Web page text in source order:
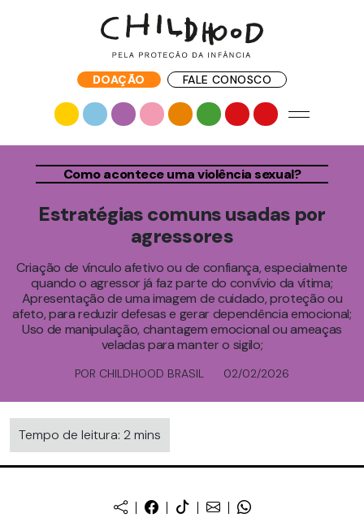
DOAÇÃO FALE CONOSCO
Como acontece uma violência sexual?
Estratégias comuns usadas por
agressores
Criação de vínculo afetivo ou de confiança, especialmente
quando o agressor já faz parte do convívio da vítima;
Apresentação de uma imagem de cuidado, proteção ou
afeto, para reduzir defesas e gerar dependência emocional;
Uso de manipulação, chantagem emocional ou ameaças
veladas para manter o sigilo;
POR CHILDHOOD BRASIL 02/02/2026
Tempo de leitura: 2 mins